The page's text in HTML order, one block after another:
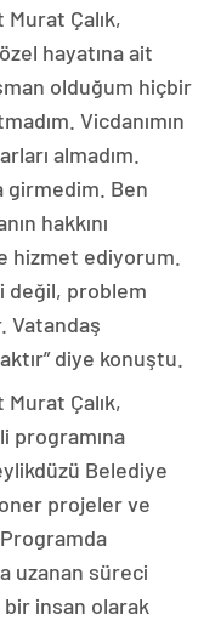
Çalık,
hayatına ait
olduğum hiçbir
Vicdanımın
almadım.
girmedim. Ben
hakkını
hizmet ediyorum.
değil, problem
Vatandaş
diye konuştu.
Çalık,
programına
Belediye
projeler ve
Programda
uzanan süreci
bir insan olarak